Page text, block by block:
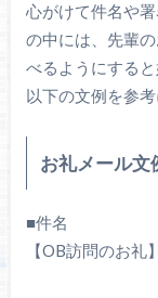
心がけて件名や
の中には、先輩
べるようにする
以下の文例を参考
お礼メール文
■件名
【OB訪問のお礼